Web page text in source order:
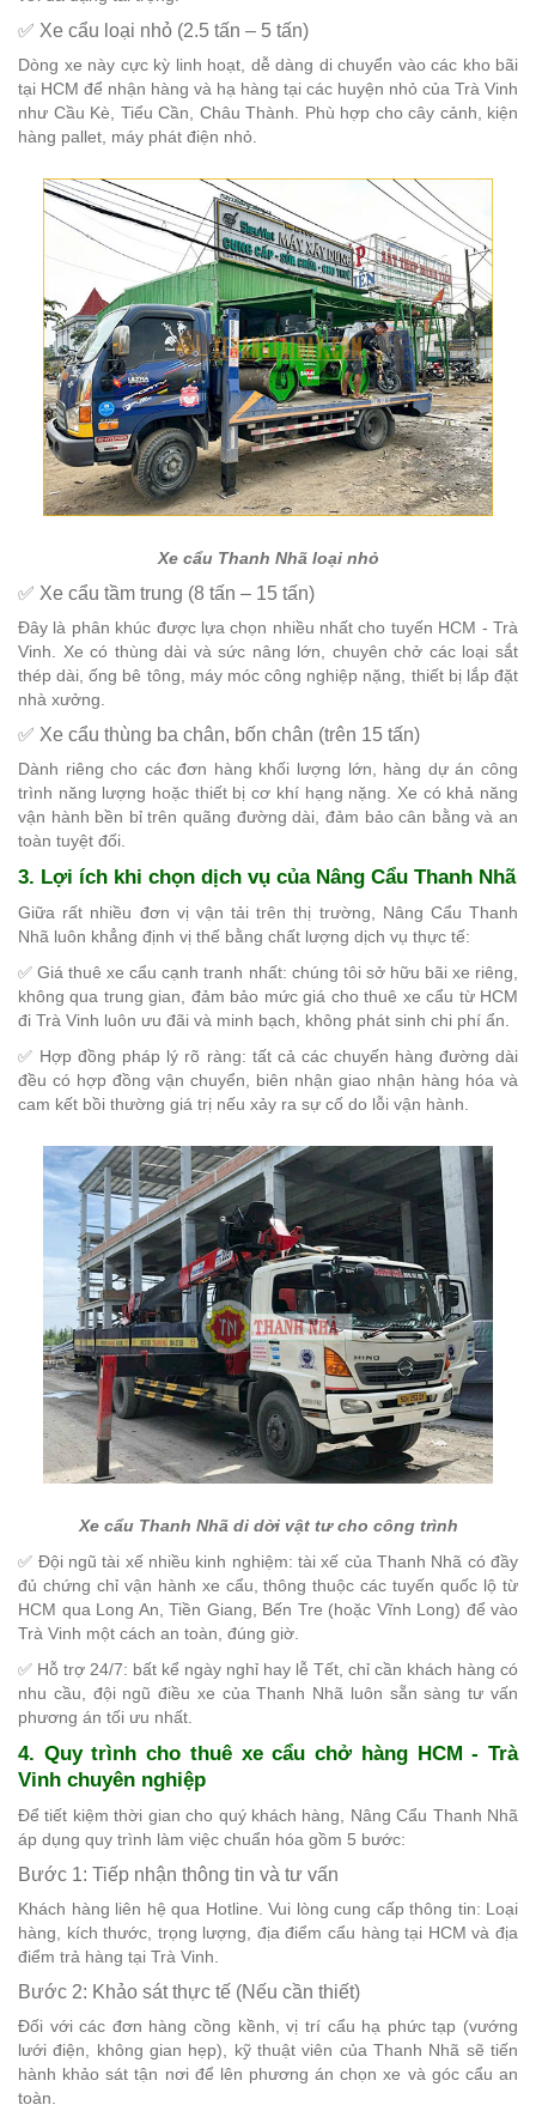
✅ Xe cẩu loại nhỏ (2.5 tấn – 5 tấn)
Dòng xe này cực kỳ linh hoạt, dễ dàng di chuyển vào các kho bãi
tại HCM để nhận hàng và hạ hàng tại các huyện nhỏ của Trà Vinh
như Cầu Kè, Tiểu Cần, Châu Thành. Phù hợp cho cây cảnh, kiện
hàng pallet, máy phát điện nhỏ.
Xe cẩu Thanh Nhã loại nhỏ
✅ Xe cẩu tầm trung (8 tấn – 15 tấn)
Đây là phân khúc được lựa chọn nhiều nhất cho tuyến HCM - Trà
Vinh. Xe có thùng dài và sức nâng lớn, chuyên chở các loại sắt
thép dài, ống bê tông, máy móc công nghiệp nặng, thiết bị lắp đặt
nhà xưởng.
✅ Xe cẩu thùng ba chân, bốn chân (trên 15 tấn)
Dành riêng cho các đơn hàng khối lượng lớn, hàng dự án công
trình năng lượng hoặc thiết bị cơ khí hạng nặng. Xe có khả năng
vận hành bền bỉ trên quãng đường dài, đảm bảo cân bằng và an
toàn tuyệt đối.
3. Lợi ích khi chọn dịch vụ của Nâng Cẩu Thanh Nhã
Giữa rất nhiều đơn vị vận tải trên thị trường, Nâng Cẩu Thanh
Nhã luôn khẳng định vị thế bằng chất lượng dịch vụ thực tế:
✅ Giá thuê xe cẩu cạnh tranh nhất: chúng tôi sở hữu bãi xe riêng,
không qua trung gian, đảm bảo mức giá cho thuê xe cẩu từ HCM
đi Trà Vinh luôn ưu đãi và minh bạch, không phát sinh chi phí ẩn.
✅ Hợp đồng pháp lý rõ ràng: tất cả các chuyến hàng đường dài
đều có hợp đồng vận chuyển, biên nhận giao nhận hàng hóa và
cam kết bồi thường giá trị nếu xảy ra sự cố do lỗi vận hành.
Xe cẩu Thanh Nhã di dời vật tư cho công trình
✅ Đội ngũ tài xế nhiều kinh nghiệm: tài xế của Thanh Nhã có đầy
đủ chứng chỉ vận hành xe cẩu, thông thuộc các tuyến quốc lộ từ
HCM qua Long An, Tiền Giang, Bến Tre (hoặc Vĩnh Long) để vào
Trà Vinh một cách an toàn, đúng giờ.
✅ Hỗ trợ 24/7: bất kể ngày nghỉ hay lễ Tết, chỉ cần khách hàng có
nhu cầu, đội ngũ điều xe của Thanh Nhã luôn sẵn sàng tư vấn
phương án tối ưu nhất.
4. Quy trình cho thuê xe cẩu chở hàng HCM - Trà
Vinh chuyên nghiệp
Để tiết kiệm thời gian cho quý khách hàng, Nâng Cẩu Thanh Nhã
áp dụng quy trình làm việc chuẩn hóa gồm 5 bước:
Bước 1: Tiếp nhận thông tin và tư vấn
Khách hàng liên hệ qua Hotline. Vui lòng cung cấp thông tin: Loại
hàng, kích thước, trọng lượng, địa điểm cẩu hàng tại HCM và địa
điểm trả hàng tại Trà Vinh.
Bước 2: Khảo sát thực tế (Nếu cần thiết)
Đối với các đơn hàng cồng kềnh, vị trí cẩu hạ phức tạp (vướng
lưới điện, không gian hẹp), kỹ thuật viên của Thanh Nhã sẽ tiến
hành khảo sát tận nơi để lên phương án chọn xe và góc cẩu an
toàn.